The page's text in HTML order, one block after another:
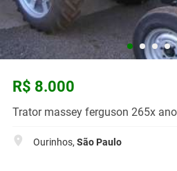
R$ 8.000
Trator massey ferguson 265x
Ourinhos, São Paulo